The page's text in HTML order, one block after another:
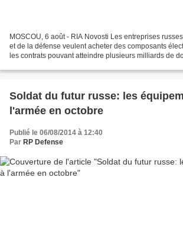
MOSCOU, 6 août - RIA Novosti Les entreprises
et de la défense veulent acheter des composants
les contrats pouvant atteindre plusieurs milliards de
Soldat du futur russe: les
l'armée en octobre
Publié le 06/08/2014 à 12:40
Par RP Defense